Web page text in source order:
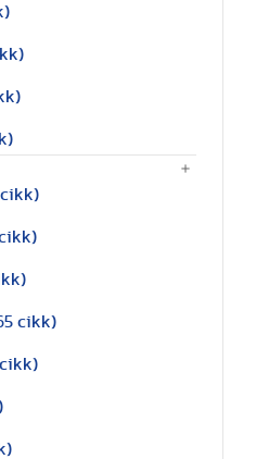
cikk)
cikk)
cikk)